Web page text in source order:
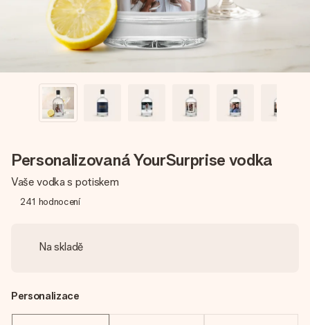
Personalizovaná YourSurprise vodka
Vaše vodka s potiskem
241 hodnocení
Na skladě
Personalizace